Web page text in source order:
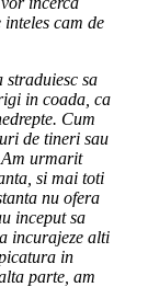
cam de
sa
in coada, ca
Cum
de tineri sau
urmarit
si mai toti
nu ofera
inceput sa
incurajeze alti
in
parte, am